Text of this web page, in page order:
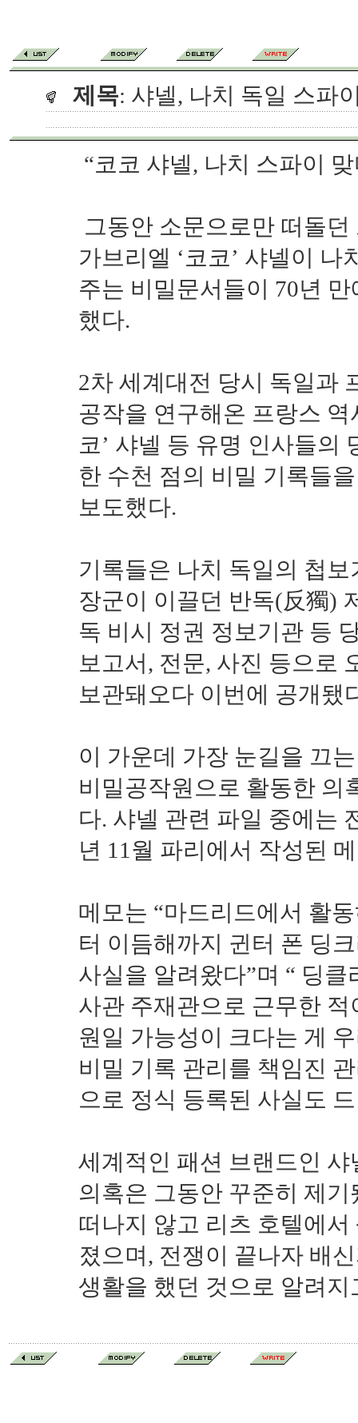
제목: 샤넬, 나치 독일 스파
“코코 샤넬, 나치 스파이
그동안 소문으로만 떠돌
가브리엘 ‘코코’ 샤넬이
주는 비밀문서들이 70년
했다.
2차 세계대전 당시 독일과
공작을 연구해온 프랑스
코’ 샤넬 등 유명 인사들의
한 수천 점의 비밀 기록들
보도했다.
기록들은 나치 독일의 첩
장군이 이끌던 반독(反獨)
독 비시 정권 정보기관 등
보고서, 전문, 사진 등으로
보관돼오다 이번에 공개됐
이 가운데 가장 눈길을 끄
비밀공작원으로 활동한 의
다. 샤넬 관련 파일 중에는
년 11월 파리에서 작성된
메모는 “마드리드에서 활
터 이듬해까지 귄터 폰 딩
사실을 알려왔다”며 “ 딩
사관 주재관으로 근무한
원일 가능성이 크다는 게
비밀 기록 관리를 책임진
으로 정식 등록된 사실도
세계적인 패션 브랜드인
의혹은 그동안 꾸준히 제
떠나지 않고 리츠 호텔에
졌으며, 전쟁이 끝나자 배
생활을 했던 것으로 알려지